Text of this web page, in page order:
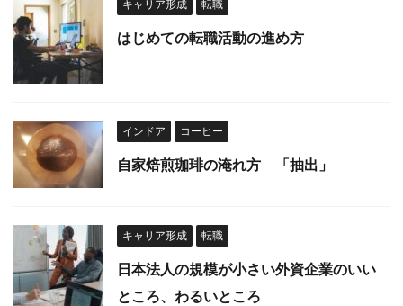
キャリア形成 転職
はじめての転職活動の進め方
インドア コーヒー
自家焙煎珈琲の淹れ方 「抽出」
キャリア形成 転職
日本法人の規模が小さい外資企業のいい
ところ、わるいところ